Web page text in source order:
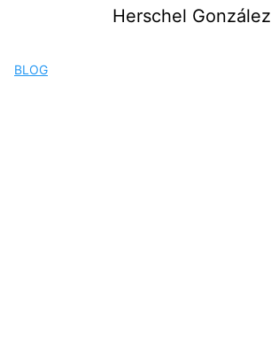
Herschel González
BLOG